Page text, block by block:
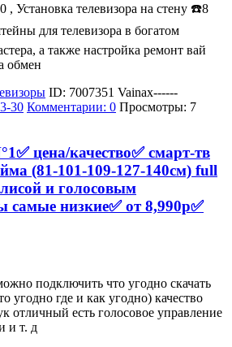
Установка телевизора на стену ☎️8
для телевизора в богатом
а также настройка ремонт вай
обмен
ID: 7007351 Vainax------
30 Комментарии: 0 Просмотры: 7
цена/качество✅ смарт-тв
(81-101-109-127-140см) full
и голосовым
самые низкие✅ от 8,990р✅
подключить что угодно скачать
угодно где и как угодно) качество
отличный есть голосовое управление
и т. д